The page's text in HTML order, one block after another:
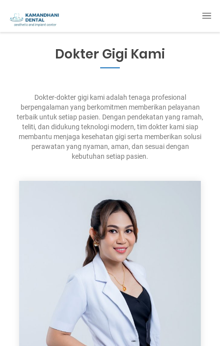
Dokter Gigi Kami
Dokter-dokter gigi kami adalah tenaga profesional
berpengalaman yang berkomitmen memberikan pelayanan
terbaik untuk setiap pasien. Dengan pendekatan yang ramah,
teliti, dan didukung teknologi modern, tim dokter kami siap
membantu menjaga kesehatan gigi serta memberikan solusi
perawatan yang nyaman, aman, dan sesuai dengan
kebutuhan setiap pasien.